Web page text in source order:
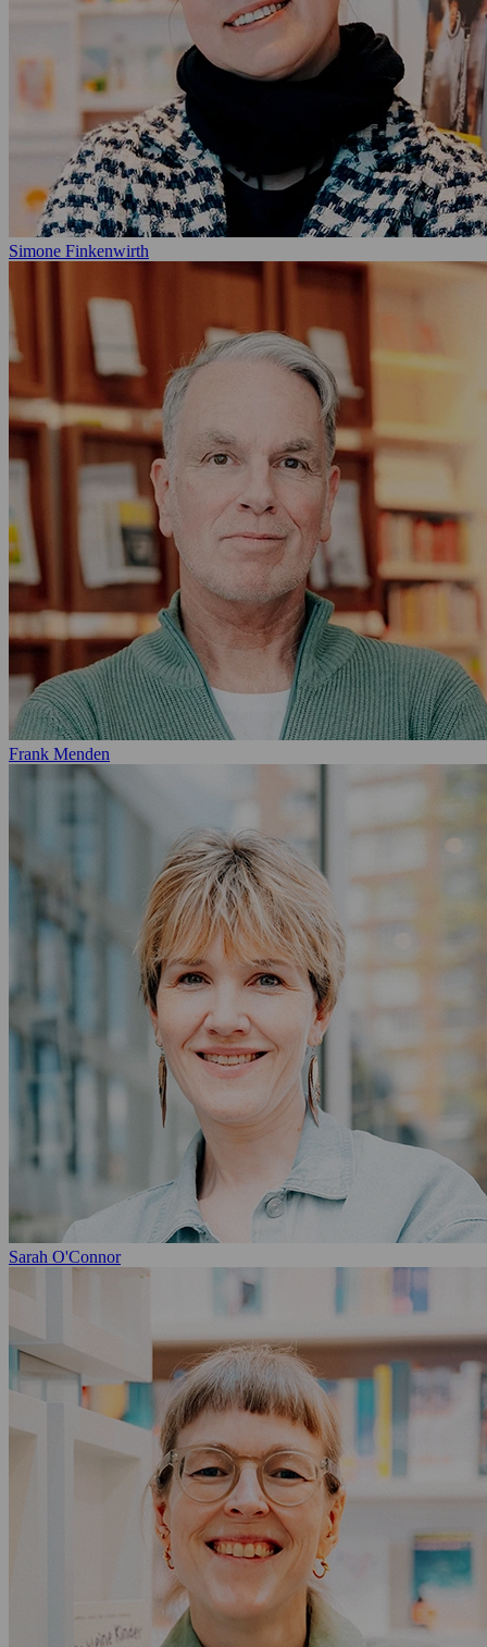
Simone Finkenwirth
Frank Menden
Sarah O'Connor